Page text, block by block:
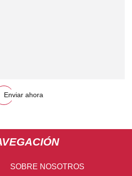
Enviar ahora
SOBRE NOSOTROS